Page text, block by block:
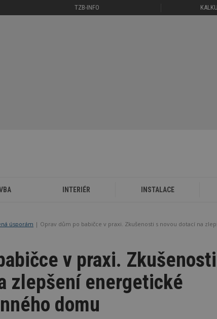
TZB-INFO
INTERIÉR INSTALACE
úsporám
Oprav dům po babičce v praxi. Zkušenosti s novou dotací na
v praxi.
zlepšení energetické
domu